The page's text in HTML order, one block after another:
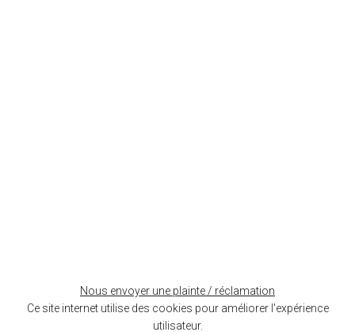
Leaflet| ©OpenStreetMapcontributors
Nous envoyer une plainte / réclamation
Ce site internet utilise des cookies pour améliorer l'expérience
utilisateur.